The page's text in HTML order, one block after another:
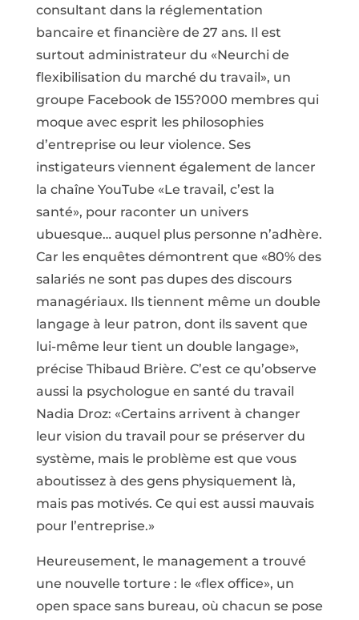
consultant dans la réglementation
bancaire et financière de 27 ans. Il est
surtout administrateur du «Neurchi de
flexibilisation du marché du travail», un
groupe Facebook de 155?000 membres qui
moque avec esprit les philosophies
d’entreprise ou leur violence. Ses
instigateurs viennent également de lancer
la chaîne YouTube «Le travail, c’est la
santé», pour raconter un univers
ubuesque… auquel plus personne n’adhère.
Car les enquêtes démontrent que «80% des
salariés ne sont pas dupes des discours
managériaux. Ils tiennent même un double
langage à leur patron, dont ils savent que
lui-même leur tient un double langage»,
précise Thibaud Brière. C’est ce qu’observe
aussi la psychologue en santé du travail
Nadia Droz: «Certains arrivent à changer
leur vision du travail pour se préserver du
système, mais le problème est que vous
aboutissez à des gens physiquement là,
mais pas motivés. Ce qui est aussi mauvais
pour l’entreprise.»
Heureusement, le management a trouvé
une nouvelle torture : le «flex office», un
open space sans bureau, où chacun se pose